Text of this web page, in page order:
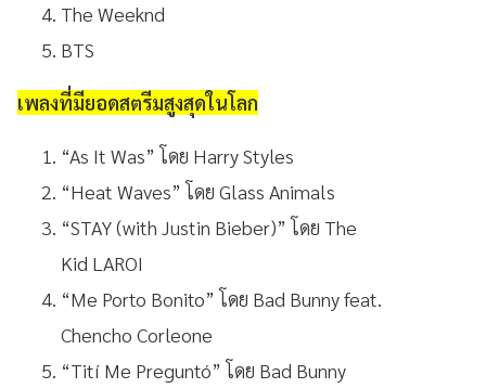
The Weeknd
BTS
เพลงที่มียอดสตรีมสูงสุดในโลก
“As It Was” โดย Harry Styles
“Heat Waves” โดย Glass Animals
“STAY (with Justin Bieber)” โดย The
Kid LAROI
“Me Porto Bonito” โดย Bad Bunny feat.
Chencho Corleone
“Tití Me Preguntó” โดย Bad Bunny